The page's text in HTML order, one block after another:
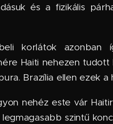
és a fizikális
korlátok
Haiti nehezen
Brazília ellen ezek
nehéz este vár
szintű